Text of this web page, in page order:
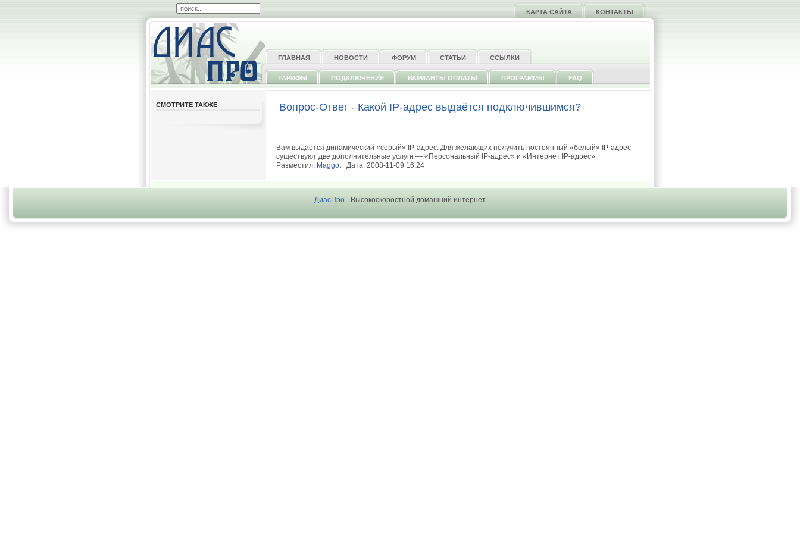
КАРТА САЙТА КОНТАКТЫ
ГЛАВНАЯ НОВОСТИ ФОРУМ СТАТЬИ ССЫЛКИ
ТАРИФЫ ПОДКЛЮЧЕНИЕ ВАРИАНТЫ ОПЛАТЫ ПРОГРАММЫ FAQ
СМОТРИТЕ ТАКЖЕ Вопрос-Ответ- Какой IP-адрес выдаётся подключившимся?
Вам выдаётся динамический «серый» IP-адрес. Для желающих получить постоянный «белый» IP-адрес
существуют две дополнительные услуги — «Персональный IP-адрес» и «Интернет IP-адрес».
Разместил: MaggotДата: 2008-11-09 16:24
ДиасПро - Высокоскоростной домашний интернет